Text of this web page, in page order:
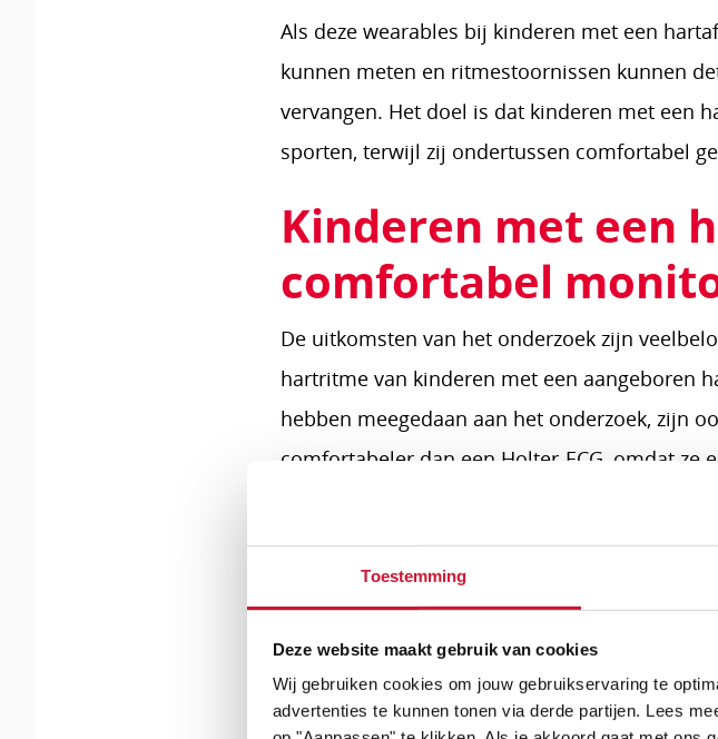
Toestemming
Deze website maakt gebruik van cookies
Wij gebruiken cookies om jouw gebruikservaring te
advertenties te kunnen tonen via derde partijen. Lees
Als deze wearables bij kinderen met een
kunnen meten en ritmestoornissen kunnen
vervangen. Het doel is dat kinderen met een
sporten, terwijl zij ondertussen comfortabel
Kinderen met een
comfortabel
De uitkomsten van het onderzoek zijn
hartritme van kinderen met een aangeboren
hebben meegedaan aan het onderzoek, zijn
comfortabeler dan een Holter-ECG, omdat
verder